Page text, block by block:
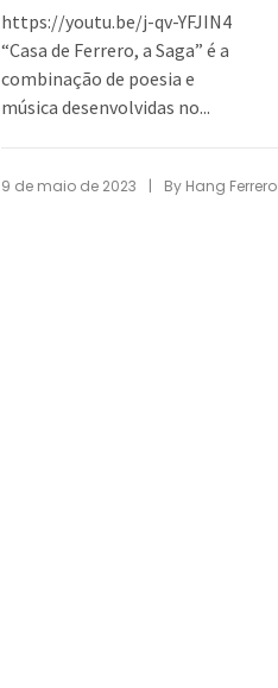
https://youtu.be/j-qv-YFJIN4
“Casa de Ferrero, a Saga” é a
combinação de poesia e
música desenvolvidas no...
9 de maio de 2023 | By Hang Ferrero